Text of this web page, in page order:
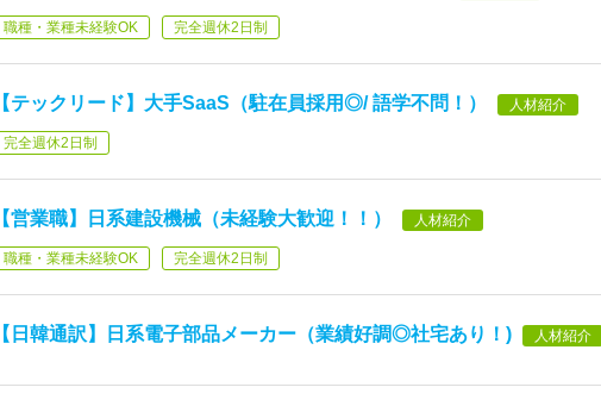
職種・業種未経験OK 完全週休2日制
【テックリード】大手SaaS（駐在員採用◎/ 語学不問！） 人材紹介
完全週休2日制
【営業職】日系建設機械（未経験大歓迎！！） 人材紹介
職種・業種未経験OK 完全週休2日制
【日韓通訳】日系電子部品メーカー（業績好調◎社宅あり！) 人材紹介